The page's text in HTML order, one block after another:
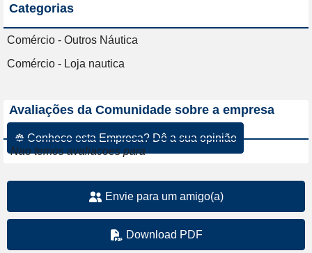
Categorias
Comércio - Outros Náutica
Comércio - Loja nautica
Avaliações da Comunidade sobre a empresa
☸ Conhece esta Empresa? Dê a sua opinião
Nao temos avaliacoes para
Envie para um amigo(a)
Download PDF